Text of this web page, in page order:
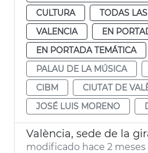
CULTURA
TODAS
VALENCIA
EN
EN PORTADA TEMÁTICA
PALAU DE LA MÚSICA
CIBM
CIUTAT DE
JOSÉ LUIS MORENO
modificado hace 2 meses